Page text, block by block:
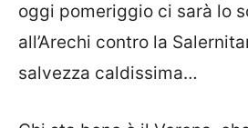
oggi pomeriggio ci sarà lo
all’Arechi contro la
salvezza caldissima…